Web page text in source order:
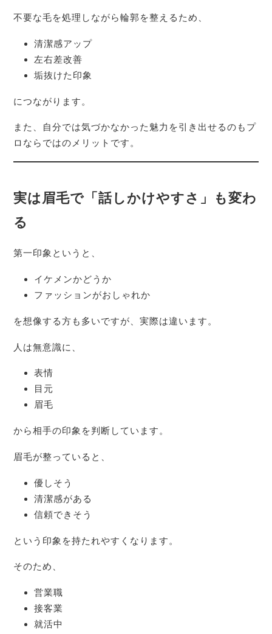
不要な毛を処理しながら輪郭を整えるため、
清潔感アップ
左右差改善
垢抜けた印象
につながります。
また、自分では気づかなかった魅力を引き出せるのもプ
ロならではのメリットです。
実は眉毛で「話しかけやすさ」も変わ
る
第一印象というと、
イケメンかどうか
ファッションがおしゃれか
を想像する方も多いですが、実際は違います。
人は無意識に、
表情
目元
眉毛
から相手の印象を判断しています。
眉毛が整っていると、
優しそう
清潔感がある
信頼できそう
という印象を持たれやすくなります。
そのため、
営業職
接客業
就活中